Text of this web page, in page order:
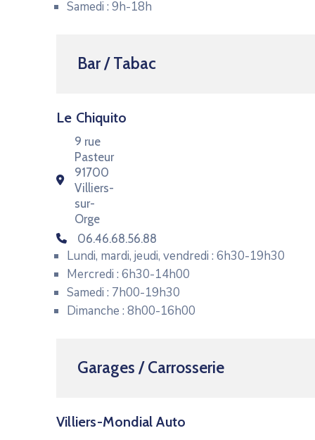
Samedi : 9h-18h
Bar / Tabac
Le Chiquito
9 rue
Pasteur
91700
Villiers-
sur-
Orge
06.46.68.56.88
Lundi, mardi, jeudi, vendredi : 6h30-19h30
Mercredi : 6h30-14h00
Samedi : 7h00-19h30
Dimanche : 8h00-16h00
Garages / Carrosserie
Villiers-Mondial Auto